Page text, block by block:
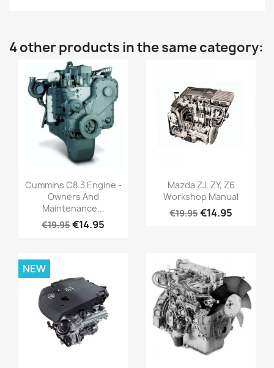
4 other products in the same category:
Cummins C8.3 Engine -
Owners And
Maintenance...
€19.95€14.95
Mazda ZJ, ZY, Z6
Workshop Manual
€19.95€14.95
NEW